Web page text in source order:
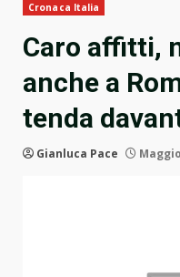
Cronaca Italia
Caro affitti,
anche a
tenda
Gianluca Pace